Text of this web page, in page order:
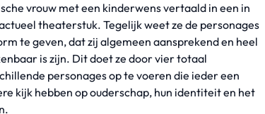
vrouw met een kinderwens vertaald in een in
theaterstuk. Tegelijk weet ze de personages
te geven, dat zij algemeen aansprekend en heel
is zijn. Dit doet ze door vier totaal
personages op te voeren die ieder een
kijk hebben op ouderschap, hun identiteit en het